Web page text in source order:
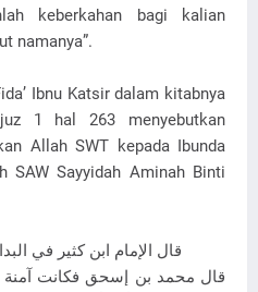
keberkahan bagi kalian
namanya”.
Ibnu Katsir dalam kitabnya
juz 1 hal 263 menyebutkan
Allah SWT kepada Ibunda
SAW Sayyidah Aminah Binti
قال الإمام ابن كثير في
قال محمد بن إسحق فكانت آمنة